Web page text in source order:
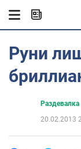
Руни
Раздевалка
20.02.2013